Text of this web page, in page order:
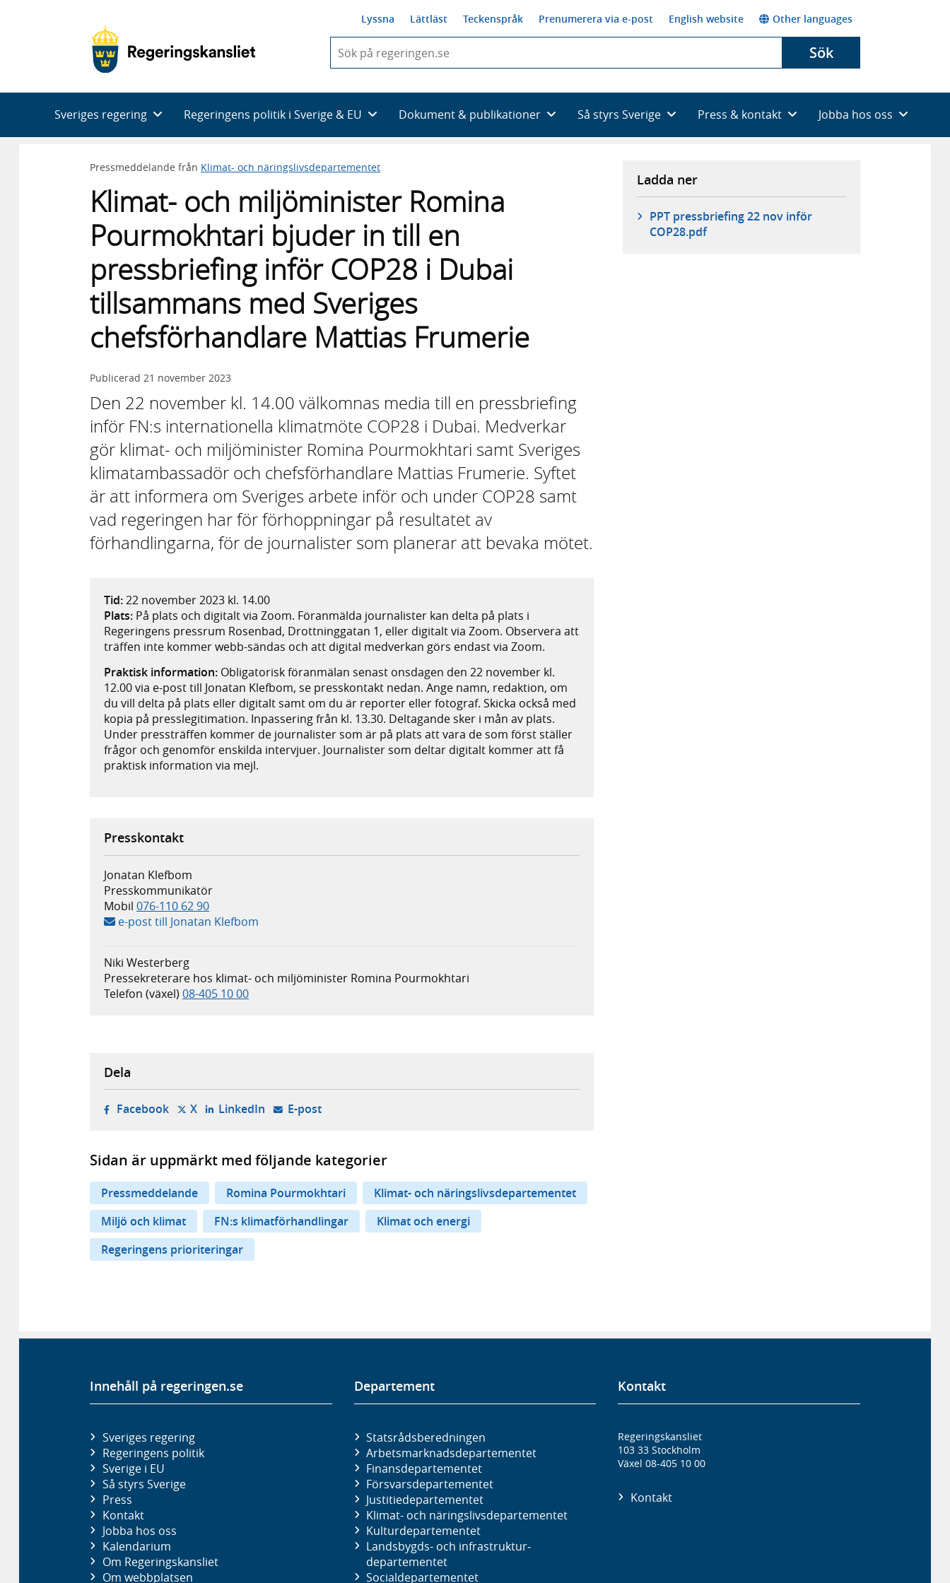
Lyssna Lättläst Teckenspråk Prenumerera via e-post English website Other languages
du
skriva
framträder
en
med
Sök
Sveriges regering Regeringens politik i Sverige & EU Dokument & publikationer Så styrs Sverige Press & kontakt Jobba hos oss
Pressmeddelande från Klimat- och näringslivsdepartementet
Klimat- och miljöminister Romina
Pourmokhtari bjuder in till en
pressbriefing inför COP28 i Dubai
tillsammans med Sveriges
chefsförhandlare Mattias Frumerie
Publicerad 21 november 2023
Den 22 november kl. 14.00 välkomnas media till en pressbriefing
inför FN:s internationella klimatmöte COP28 i Dubai. Medverkar
gör klimat- och miljöminister Romina Pourmokhtari samt Sveriges
klimatambassadör och chefsförhandlare Mattias Frumerie. Syftet
är att informera om Sveriges arbete inför och under COP28 samt
vad regeringen har för förhoppningar på resultatet av
förhandlingarna, för de journalister som planerar att bevaka mötet.
Tid:22 november 2023 kl. 14.00
Plats: På plats och digitalt via Zoom. Föranmälda journalister kan delta på plats i
Regeringens pressrum Rosenbad, Drottninggatan 1, eller digitalt via Zoom. Observera att
träffen inte kommer webb-sändas och att digital medverkan görs endast via Zoom.
Praktisk information: Obligatorisk föranmälan senast onsdagen den 22 november kl.
12.00 via e-post till Jonatan Klefbom, se presskontakt nedan. Ange namn, redaktion, om
du vill delta på plats eller digitalt samt om du är reporter eller fotograf. Skicka också med
kopia på presslegitimation. Inpassering från kl. 13.30. Deltagande sker i mån av plats.
Under pressträffen kommer de journalister som är på plats att vara de som först ställer
frågor och genomför enskilda intervjuer. Journalister som deltar digitalt kommer att få
praktisk information via mejl.
Presskontakt
Jonatan Klefbom
Presskommunikatör
Mobil 076-110 62 90
e-post till Jonatan Klefbom
Niki Westerberg
Pressekreterare hos klimat- och miljöminister Romina Pourmokhtari
Telefon (växel) 08-405 10 00
Ladda ner
PPT pressbriefing 22 nov inför
COP28.pdf
Dela
Facebook- öppnas i ny flik, extern webbplats,
X- öppnas i ny flik, extern webbplats,
LinkedIn- öppnas i ny flik, extern webbplats,
E-post- öppnar din e-postklient,
Sidan är uppmärkt med följande kategorier
Pressmeddelande Romina Pourmokhtari
Klimat- och näringslivsdepartementet
Miljö och klimat
FN:s klimatförhandlingar
Klimat och energi
Regeringens prioriteringar
Innehåll på regeringen.se
Sveriges regering
Regeringens politik
Sverige i EU
Så styrs Sverige
Press
Kontakt
Jobba hos oss
Kalendarium
Om Regeringskansliet
Om webbplatsen
Departement
Statsrådsberedningen
Arbetsmarknads­departementet
Finans­departementet
Försvars­departementet
Justitie­departementet
Klimat- och näringslivs­departementet
Kultur­departementet
Landsbygds- och infrastruktur­
departementet
Social­departementet
Kontakt
Regeringskansliet
103 33 Stockholm
Växel 08-405 10 00
Kontakt